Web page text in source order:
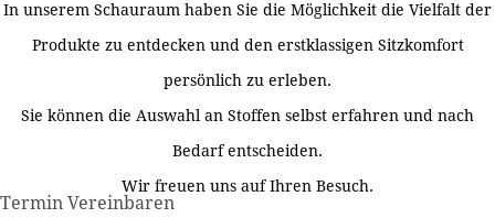
In unserem Schauraum haben Sie die Möglichkeit die Vielfalt der
Produkte zu entdecken und den erstklassigen Sitzkomfort
persönlich zu erleben.
Sie können die Auswahl an Stoffen selbst erfahren und nach
Bedarf entscheiden.
Wir freuen uns auf Ihren Besuch.
Termin Vereinbaren